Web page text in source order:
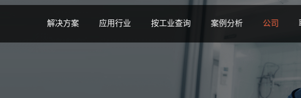
解决方案 应用行业 按工业查询 案例分析 公司